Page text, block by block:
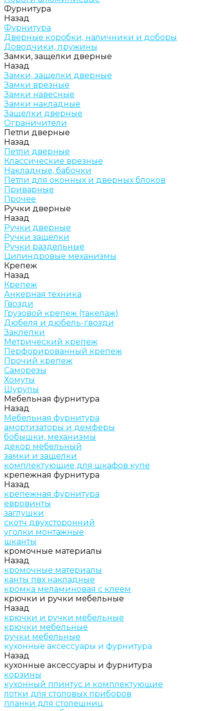
Фурнитура
Назад
Фурнитура
Дверные коробки, наличники и доборы
Доводчики, пружины
Замки, защелки дверные
Назад
Замки, защелки дверные
Замки врезные
Замки навесные
Замки накладные
Защелки дверные
Ограничители
Петли дверные
Назад
Петли дверные
Классические врезные
Накладные, бабочки
Петли для оконных и дверных блоков
Приварные
Прочее
Ручки дверные
Назад
Ручки дверные
Ручки защелки
Ручки раздельные
Цилиндровые механизмы
Крепеж
Назад
Крепеж
Анкерная техника
Гвозди
Грузовой крепеж (такелаж)
Дюбеля и дюбель-гвозди
Заклепки
Метрический крепеж
Перфорированный крепеж
Прочий крепеж
Саморезы
Хомуты
Шурупы
Мебельная фурнитура
Назад
Мебельная фурнитура
амортизаторы и демферы
бобышки, механизмы
декор мебельный
замки и защелки
комплектующие для шкафов купе
крепежная фурнитура
Назад
крепежная фурнитура
евровинты
заглушки
скотч двухсторонний
уголки монтажные
шканты
кромочные материалы
Назад
кромочные материалы
канты пвх накладные
кромка меламиновая с клеем
крючки и ручки мебельные
Назад
крючки и ручки мебельные
крючки мебельные
ручки мебельные
кухонные аксессуары и фурнитура
Назад
кухонные аксессуары и фурнитура
корзины
кухонный плинтус и комплектующие
лотки для столовых приборов
планки для столешниц